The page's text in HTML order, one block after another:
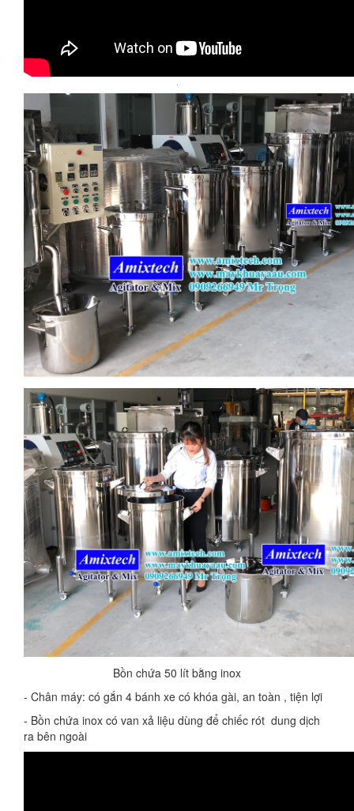
Bồn chứa 50 lít bằng inox
- Chân máy: có gắn 4 bánh xe có khóa gài, an toàn , tiện lợi
- Bồn chứa inox có van xả liệu dùng để chiếc rót dung dịch
ra bên ngoài